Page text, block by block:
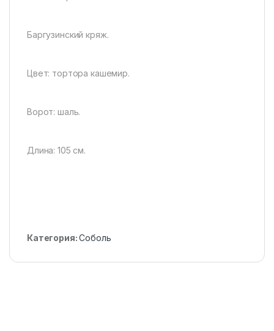
Баргузинский кряж.
Цвет: тортора кашемир.
Ворот: шаль.
Длина: 105 см.
Категория:Соболь